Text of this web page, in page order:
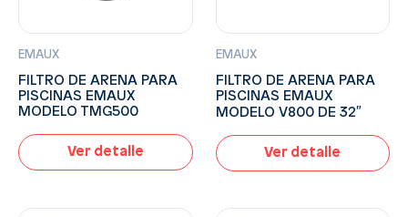
EMAUX
FILTRO DE ARENA PARA
PISCINAS EMAUX
MODELO TMG500
Ver detalle
EMAUX
FILTRO DE ARENA PARA
PISCINAS EMAUX
MODELO V800 DE 32″
Ver detalle